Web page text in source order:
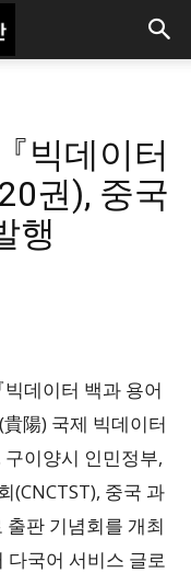
빅데이터
권), 중국
행
데이터 백과 용어
陽) 국제 빅데이터
이양시 인민정부,
(CNCTST), 중국 과
판 기념회를 개최
다국어 서비스 글로